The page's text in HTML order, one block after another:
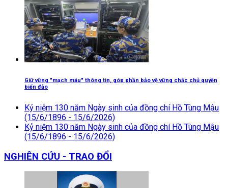
Giữ vững "mạch máu" thông tin, góp phần bảo vệ vững chắc chủ quyền
biển đảo
Kỷ niệm 130 năm Ngày sinh của đồng chí Hồ Tùng Mậu
(15/6/1896 - 15/6/2026)
Kỷ niệm 130 năm Ngày sinh của đồng chí Hồ Tùng Mậu
(15/6/1896 - 15/6/2026)
NGHIÊN CỨU - TRAO ĐỔI